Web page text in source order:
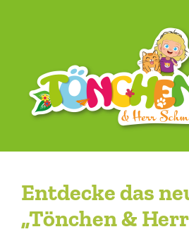
Entdecke das
„Tönchen &